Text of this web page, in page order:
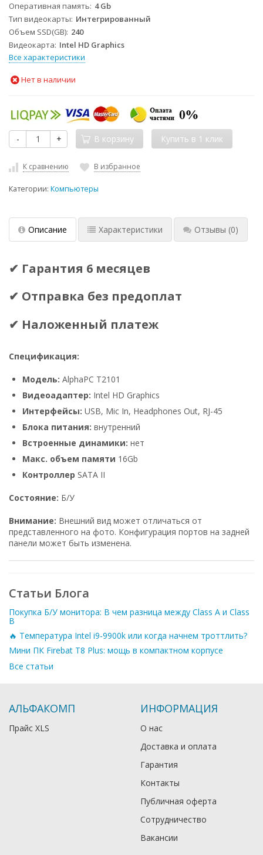
Оперативная память 4 Gb
Тип видеокарты Интегрированный
Объем SSD(GB) 240
Видеокарта Intel HD Graphics
Все характеристики
Нет в наличии
- + В корзину
К сравнению В избранное
Категории: Компьютеры
Описание Характеристики Отзывы (0)
✔ Гарантия 6 месяцев
✔ Отправка без предоплат
✔ Наложенный платеж
Спецификация:
Модель: AlphaPC T2101
Видеоадаптер: Intel HD Graphics
Интерфейсы: USB, Mic In, Headphones Out, RJ-45
Блока питания: внутренний
Встроенные динамики: нет
Макс. объем памяти 16Gb
Контроллер SATA II
Состояние: Б/У
Внимание: Внешний вид может отличаться от
представленного на фото. Конфигурация портов на задней
панели может быть изменена.
Статьи Блога
Покупка Б/У монитора: В чем разница между Class A и Class
B
🔥 Температура Intel i9-9900k или когда начнем троттлить?
Мини ПК Firebat T8 Plus: мощь в компактном корпусе
Все статьи
АЛЬФАКОМП
Прайс XLS
ИНФОРМАЦИЯ
О нас
Доставка и оплата
Гарантия
Контакты
Публичная оферта
Сотрудничество
Вакансии